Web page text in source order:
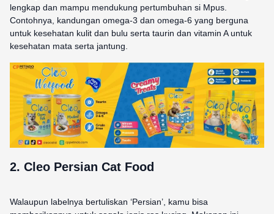
lengkap dan mampu mendukung pertumbuhan si Mpus.
Contohnya, kandungan omega-3 dan omega-6 yang berguna
untuk kesehatan kulit dan bulu serta taurin dan vitamin A untuk
kesehatan mata serta jantung.
2. Cleo Persian Cat Food
Walaupun labelnya bertuliskan ‘Persian’, kamu bisa